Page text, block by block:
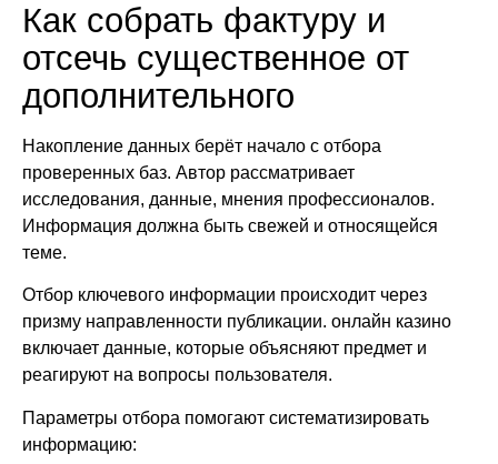
Как собрать фактуру и
отсечь существенное от
дополнительного
Накопление данных берёт начало с отбора
проверенных баз. Автор рассматривает
исследования, данные, мнения профессионалов.
Информация должна быть свежей и относящейся
теме.
Отбор ключевого информации происходит через
призму направленности публикации. онлайн казино
включает данные, которые объясняют предмет и
реагируют на вопросы пользователя.
Параметры отбора помогают систематизировать
информацию: